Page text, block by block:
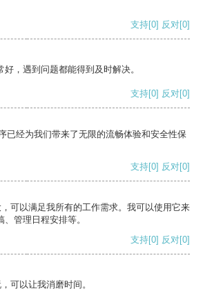
支持[0] 反对[0]
，遇到问题都能得到及时解决。
支持[0] 反对[0]
已经为我们带来了无限的流畅体验和安全性保
支持[0] 反对[0]
可以满足我所有的工作需求。我可以使用它来
管理日程安排等。
支持[0] 反对[0]
可以让我消磨时间。